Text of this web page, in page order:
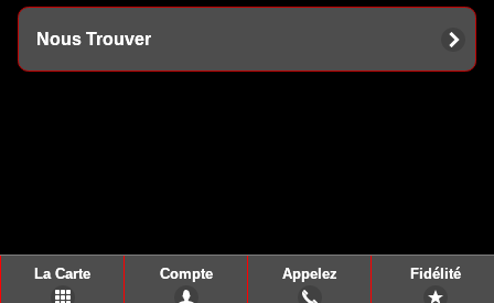
Nous Trouver
La Carte Compte Appelez Fidélité